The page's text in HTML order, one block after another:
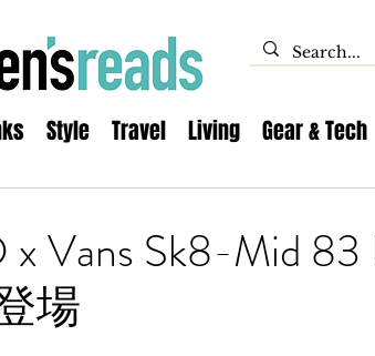
Style Travel Living Gear & Tech
Vans Sk8-Mid 83
場